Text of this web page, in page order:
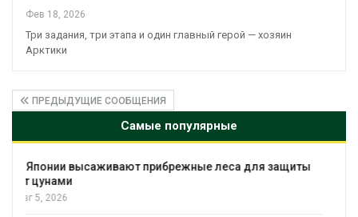
Фев 18, 2026
Три задания, три этапа и один главный герой — хозяин
Арктики
ПРЕДЫДУЩИЕ СООБЩЕНИЯ
Самые популярные
Минприроды утвердило единую систему